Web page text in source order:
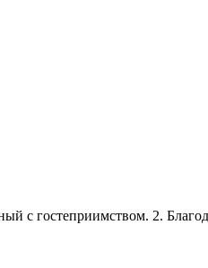
с гостеприимством. 2.